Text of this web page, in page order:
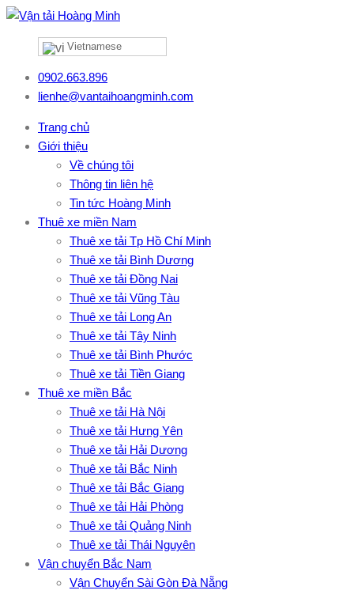
Vietnamese
0902.663.896
lienhe@vantaihoangminh.com
Trang chủ
Giới thiệu
Về chúng tôi
Thông tin liên hệ
Tin tức Hoàng Minh
Thuê xe miền Nam
Thuê xe tải Tp Hồ Chí Minh
Thuê xe tải Bình Dương
Thuê xe tải Đồng Nai
Thuê xe tải Vũng Tàu
Thuê xe tải Long An
Thuê xe tải Tây Ninh
Thuê xe tải Bình Phước
Thuê xe tải Tiền Giang
Thuê xe miền Bắc
Thuê xe tải Hà Nội
Thuê xe tải Hưng Yên
Thuê xe tải Hải Dương
Thuê xe tải Bắc Ninh
Thuê xe tải Bắc Giang
Thuê xe tải Hải Phòng
Thuê xe tải Quảng Ninh
Thuê xe tải Thái Nguyên
Vận chuyển Bắc Nam
Vận Chuyển Sài Gòn Đà Nẵng